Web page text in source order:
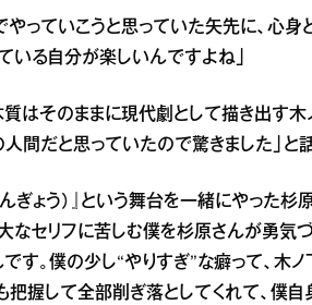
やっていこうと思っていた矢先に、心
いる自分が楽しいんですよね」
はそのままに現代劇として描き出す
間だと思っていたので驚きました」と話
んぎょう）』という舞台を一緒にやった
なセリフに苦しむ僕を杉原さんが勇気
す。僕の少し“やりすぎ”な癖って、木
把握して全部削ぎ落としてくれて、僕